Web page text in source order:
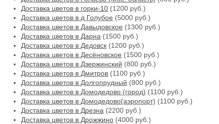
Доставка цветов в горки-10 (1200 руб.)
Доставка цветов в д Голубое (5000 руб.)
Доставка цветов в Давыдовское (1300 руб.)
Доставка цветов в Дарна (1500 руб.)
Доставка цветов в Дедовск (1200 руб.)
Доставка цветов в Десёновское (1500 руб.)
Доставка цветов в Дзержинский (800 руб.)
Доставка цветов в Дмитров (1100 руб.)
Доставка цветов в Долгопрудный (800 руб.)
Доставка цветов в Домодедово (город) (1100 руб.)
Доставка цветов в Домодедово(аэропорт) (1100 руб.)
Доставка цветов в Дрезна (2200 руб.)
Доставка цветов в Дрожжино (4000 руб.)